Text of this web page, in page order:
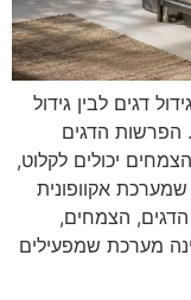
דגים לבין גידול
הדגים
יכולים לקלוט,
אקוופונית
הדגים, הצמחים,
מערכת שמפעילים